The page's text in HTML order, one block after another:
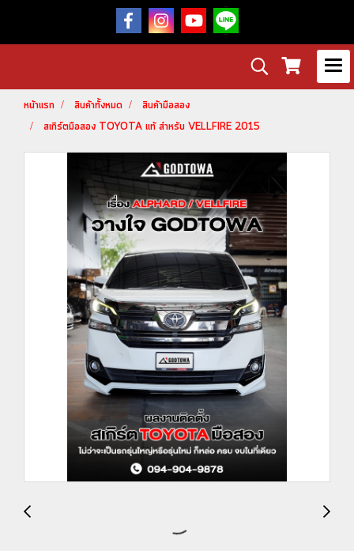
หน้าแรก สินค้าทั้งหมด
สินค้ามือสอง
สเกิร์ตมือสอง TOYOTA แท้ สำหรับ VELLFIRE 2015